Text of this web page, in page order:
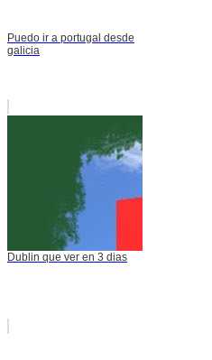
Puedo ir a portugal desde
galicia
Dublin que ver en 3 dias